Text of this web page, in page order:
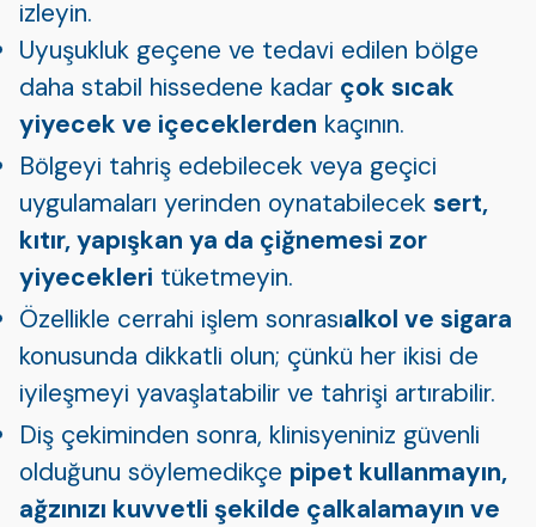
izleyin.
Uyuşukluk geçene ve tedavi edilen bölge
daha stabil hissedene kadar çok sıcak
yiyecek ve içeceklerden kaçının.
Bölgeyi tahriş edebilecek veya geçici
uygulamaları yerinden oynatabilecek sert,
kıtır, yapışkan ya da çiğnemesi zor
yiyecekleri tüketmeyin.
Özellikle cerrahi işlem sonrasıalkol ve sigara
konusunda dikkatli olun; çünkü her ikisi de
iyileşmeyi yavaşlatabilir ve tahrişi artırabilir.
Diş çekiminden sonra, klinisyeniniz güvenli
olduğunu söylemedikçe pipet kullanmayın,
ağzınızı kuvvetli şekilde çalkalamayın ve